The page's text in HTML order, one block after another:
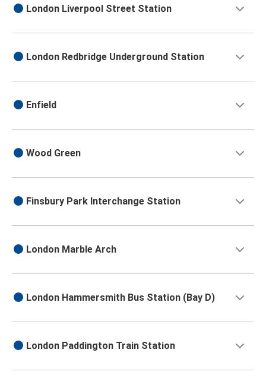
London Liverpool Street Station
London Redbridge Underground Station
Enfield
Wood Green
Finsbury Park Interchange Station
London Marble Arch
London Hammersmith Bus Station (Bay D)
London Paddington Train Station